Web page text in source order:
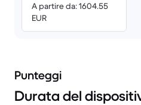
A partire da: 1604.55
EUR
Punteggi
Durata del